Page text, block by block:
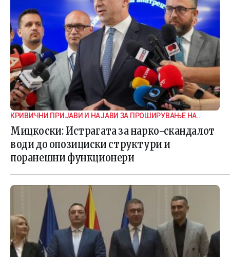
КРИВИЧНИ ПРИЈАВИ И НАЈАВИ ЗА ПРОШИРУВАЊЕ НА
ИСТРАГАТА
Мицкоски: Истрагата за нарко-скандалот
води до опозициски структури и
поранешни функционери